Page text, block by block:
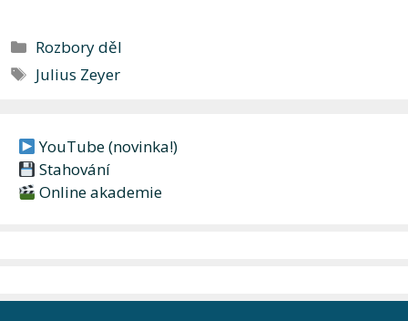
Rubriky
Rozbory děl
Štítky
Julius Zeyer
YouTube (novinka!)
Stahování
Online akademie